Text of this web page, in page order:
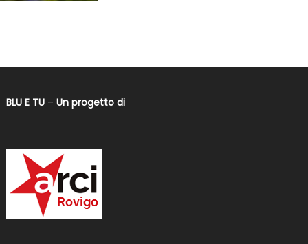
BLU E TU– Un progetto di